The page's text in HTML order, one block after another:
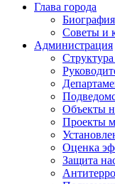
Глава города
Биография
Советы и
Администрация
Объекты
Проекты
Оценка
Защита